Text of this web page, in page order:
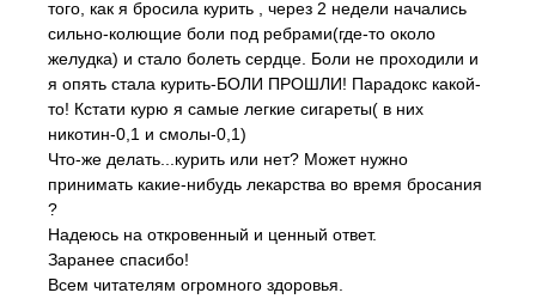
того, как я бросила курить , через 2 недели начались
сильно-колющие боли под ребрами(где-то около
желудка) и стало болеть сердце. Боли не проходили и
я опять стала курить-БОЛИ ПРОШЛИ! Парадокс какой-
то! Кстати курю я самые легкие сигареты( в них
никотин-0,1 и смолы-0,1)
Что-же делать...курить или нет? Может нужно
принимать какие-нибудь лекарства во время бросания
?
Надеюсь на откровенный и ценный ответ.
Заранее спасибо!
Всем читателям огромного здоровья.